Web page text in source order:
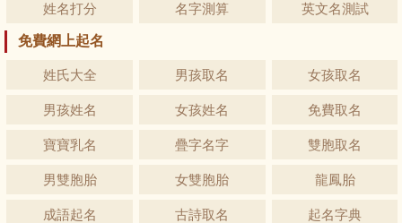
姓名打分 名字測算 英文名測試
免費網上起名
姓氏大全 男孩取名 女孩取名
男孩姓名 女孩姓名 免費取名
寶寶乳名 疊字名字 雙胞取名
男雙胞胎 女雙胞胎 龍鳳胎
成語起名 古詩取名 起名字典